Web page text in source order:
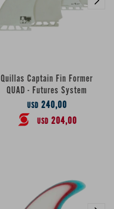
Quillas Captain Fin Former
QUAD - Futures System
USD 240,00
USD 204,00